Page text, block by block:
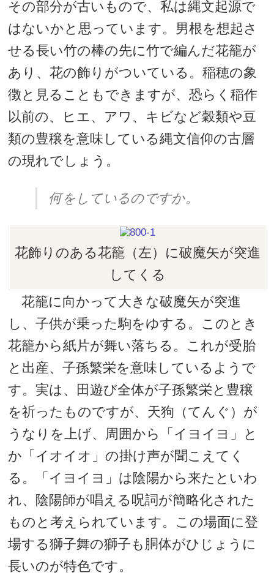
その部分が古いもので、私は縄文起源で
はないかと思っています。男根を想起さ
せる長い竹の棒の先に竹で編んだ花籠が
あり、花の飾りがついている。稲穂の象
徴と見ることもできますが、恐らく稲作
以前の、ヒエ、アワ、キビなど穀類や豆
類の豊穣を意味している縄文信仰の古層
の現れでしょう。
何をしているのですか。
花飾りのある花籠（左）に破魔矢が突進
してくる
花籠に向かって大きな破魔矢が突進
し、子供が乗った駒をゆする。このとき
花籠から紙片が舞い落ちる。これが受胎
と出産、子孫繁栄を意味しているようで
す。実は、田遊び全体が子孫繁栄と豊穣
を祈ったものですが、天狗（てんぐ）が
うなりを上げ、周囲から「イヨイヨ」と
か「イオイオ」の掛け声が聞こえてく
る。「イヨイヨ」は陰陽から来たといわ
れ、陰陽師が唱える呪詞が簡略化された
ものと考えられています。この場面に登
場する獅子舞の獅子も胴体がひじょうに
長いのが特色です。